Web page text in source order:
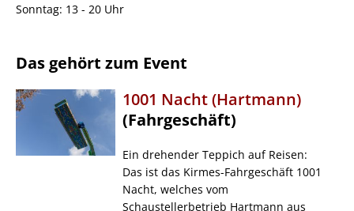
Sonntag: 13 - 20 Uhr
Das gehört zum Event
1001 Nacht (Hartmann)
(Fahrgeschäft)
Ein drehender Teppich auf Reisen:
Das ist das Kirmes-Fahrgeschäft 1001
Nacht, welches vom
Schaustellerbetrieb Hartmann aus